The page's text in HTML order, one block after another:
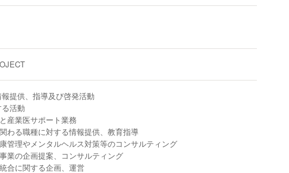
提供、指導及び啓発活動
活動
産業医サポート業務
わる職種に対する情報提供、教育指導
管理やメンタルヘルス対策等のコンサルティング
業の企画提案、コンサルティング
合に関する企画、運営